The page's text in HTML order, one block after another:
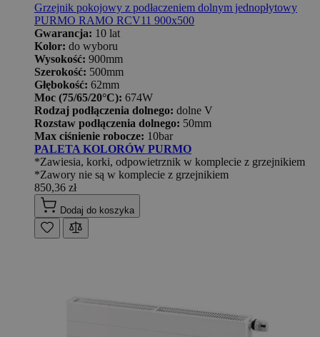
Grzejnik pokojowy z podłaczeniem dolnym jednopłytowy
PURMO RAMO RCV11 900x500
Gwarancja: 10 lat
Kolor: do wyboru
Wysokość: 900mm
Szerokość: 500mm
Głębokość: 62mm
Moc (75/65/20°C): 674W
Rodzaj podłączenia dolnego: dolne V
Rozstaw podłączenia dolnego: 50mm
Max ciśnienie robocze: 10bar
PALETA KOLORÓW PURMO
*Zawiesia, korki, odpowietrznik w komplecie z grzejnikiem
*Zawory nie są w komplecie z grzejnikiem
850,36 zł
Dodaj do koszyka